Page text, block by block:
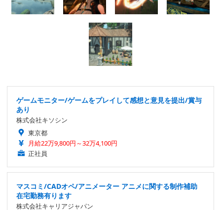
ゲームモニター/ゲームをプレイして感想と意見を提出/賞与
あり
株式会社キソシン
東京都
月給22万9,800円～32万4,100円
正社員
マスコミ/CADオペ/アニメーター アニメに関する制作補助
在宅勤務有ります
株式会社キャリアジャパン